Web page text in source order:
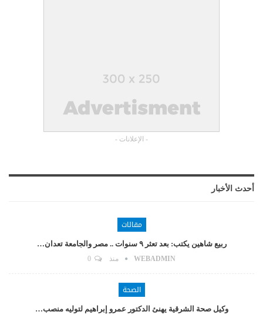
- الإعلانات -
أحدث الأخبار
مقالات
ربيع شاهين يكتب: بعد تعثر ٩ سنوات .. مصر والجامعة تعدان…
WEBADMIN منذ
الصحة
وكيل صحة الشرقية يهنئ الدكتور عمرو إبراهيم لتوليه منصب…